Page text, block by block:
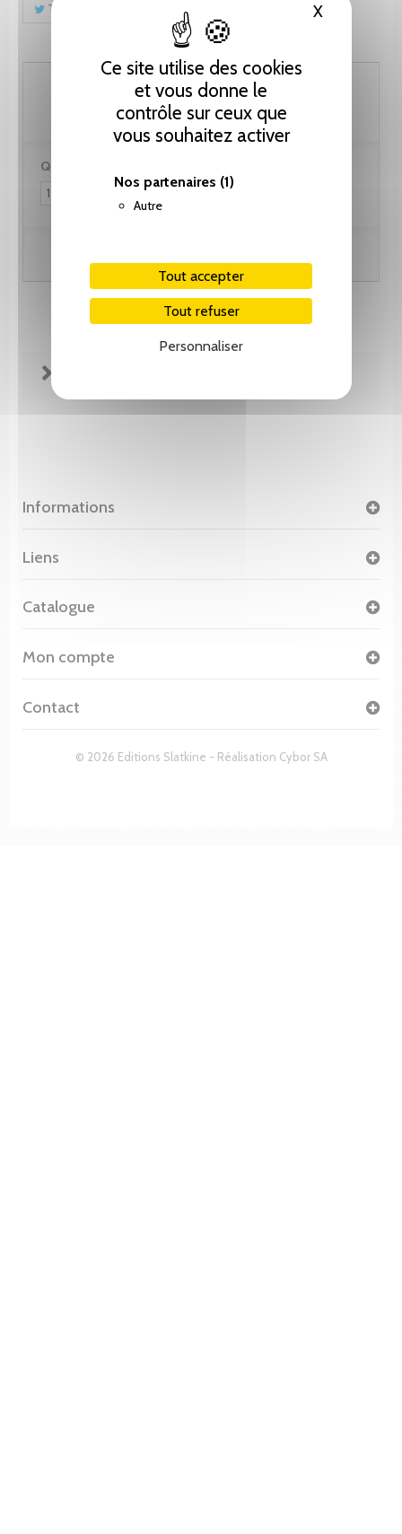
Ce site utilise des cookies
et vous donne le
contrôle sur ceux que
vous souhaitez activer
Nos partenaires (1)
Autre
Tout accepter
Tout refuser
Personnaliser
XMasquer
Tweet
51.30 CHF
Quantité :
Informations
© 2026 Editions Slatkine - Réalisation Cybor SA
Liens
Catalogue
Mon compte
Contact